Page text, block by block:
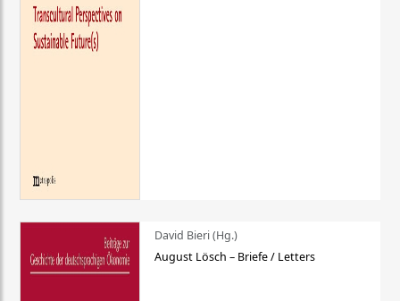
David Bieri (Hg.)
August Lösch – Briefe / Letters